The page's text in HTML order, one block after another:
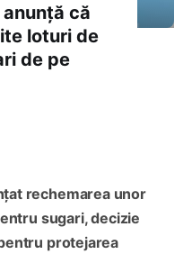
că
loturi de
de pe
rechemarea unor
sugari, decizie
protejarea